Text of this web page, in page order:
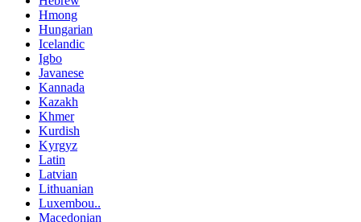
Hmong
Hungarian
Icelandic
Igbo
Javanese
Kannada
Kazakh
Khmer
Kurdish
Kyrgyz
Latin
Latvian
Lithuanian
Luxembou..
Macedonian